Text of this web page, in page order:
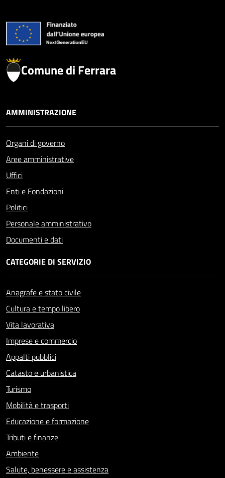
Comune di Ferrara
AMMINISTRAZIONE
Organi di governo
Aree amministrative
Uffici
Enti e Fondazioni
Politici
Personale amministrativo
Documenti e dati
CATEGORIE DI SERVIZIO
Anagrafe e stato civile
Cultura e tempo libero
Vita lavorativa
Imprese e commercio
Appalti pubblici
Catasto e urbanistica
Turismo
Mobilità e trasporti
Educazione e formazione
Tributi e finanze
Ambiente
Salute, benessere e assistenza